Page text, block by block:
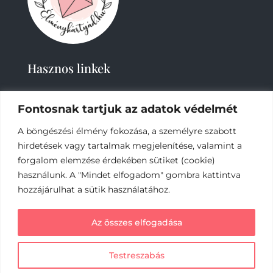
Fontosnak tartjuk az adatok védelmét
A böngészési élmény fokozása, a személyre szabott
hirdetések vagy tartalmak megjelenítése, valamint a
forgalom elemzése érdekében sütiket (cookie)
használunk. A "Mindet elfogadom" gombra kattintva
hozzájárulhat a sütik használatához.
Testreszabás
Az összes elfogadása
Hasznos linkek
2019-2023 – Élménykártyád-Nagy Tímea © Minden
jog fenntartva.
Az online fizetést a Barion Payment Zrt. biztosítja,
MNB engedély száma: H-EN-I-1064/2013